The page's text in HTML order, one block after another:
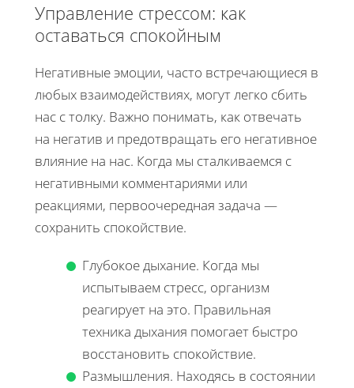
Управление стрессом: как
оставаться спокойным
Негативные эмоции, часто встречающиеся в
любых взаимодействиях, могут легко сбить
нас с толку. Важно понимать, как отвечать
на негатив и предотвращать его негативное
влияние на нас. Когда мы сталкиваемся с
негативными комментариями или
реакциями, первоочередная задача —
сохранить спокойствие.
Глубокое дыхание. Когда мы
испытываем стресс, организм
реагирует на это. Правильная
техника дыхания помогает быстро
восстановить спокойствие.
Размышления. Находясь в состоянии